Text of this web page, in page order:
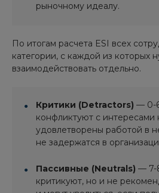
рыночному идеалу.
По итогам расчета ESI всех
категории, с каждой из которых
взаимодействовать отдельно.
Критики (Detractors) — 0-
конфликтуют с интересами
удовлетворены работой в
не задержатся в
Пассивные (Neutrals) — 7-
критикуют, но и не